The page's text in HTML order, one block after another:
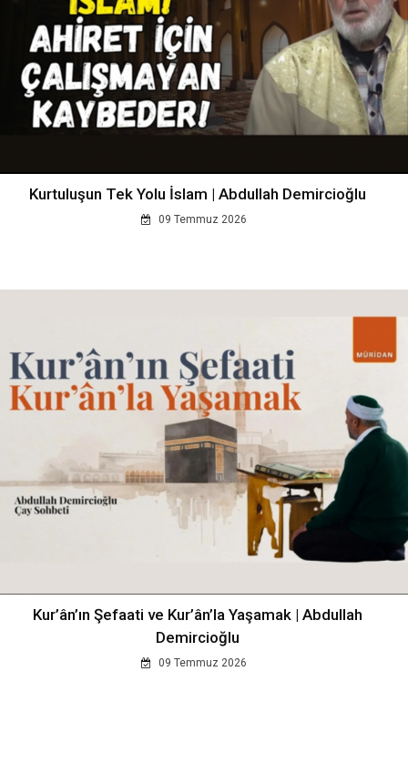
Kurtuluşun Tek Yolu İslam | Abdullah Demircioğlu
09 Temmuz 2026
Kur’ân’ın Şefaati ve Kur’ân’la Yaşamak | Abdullah
Demircioğlu
09 Temmuz 2026